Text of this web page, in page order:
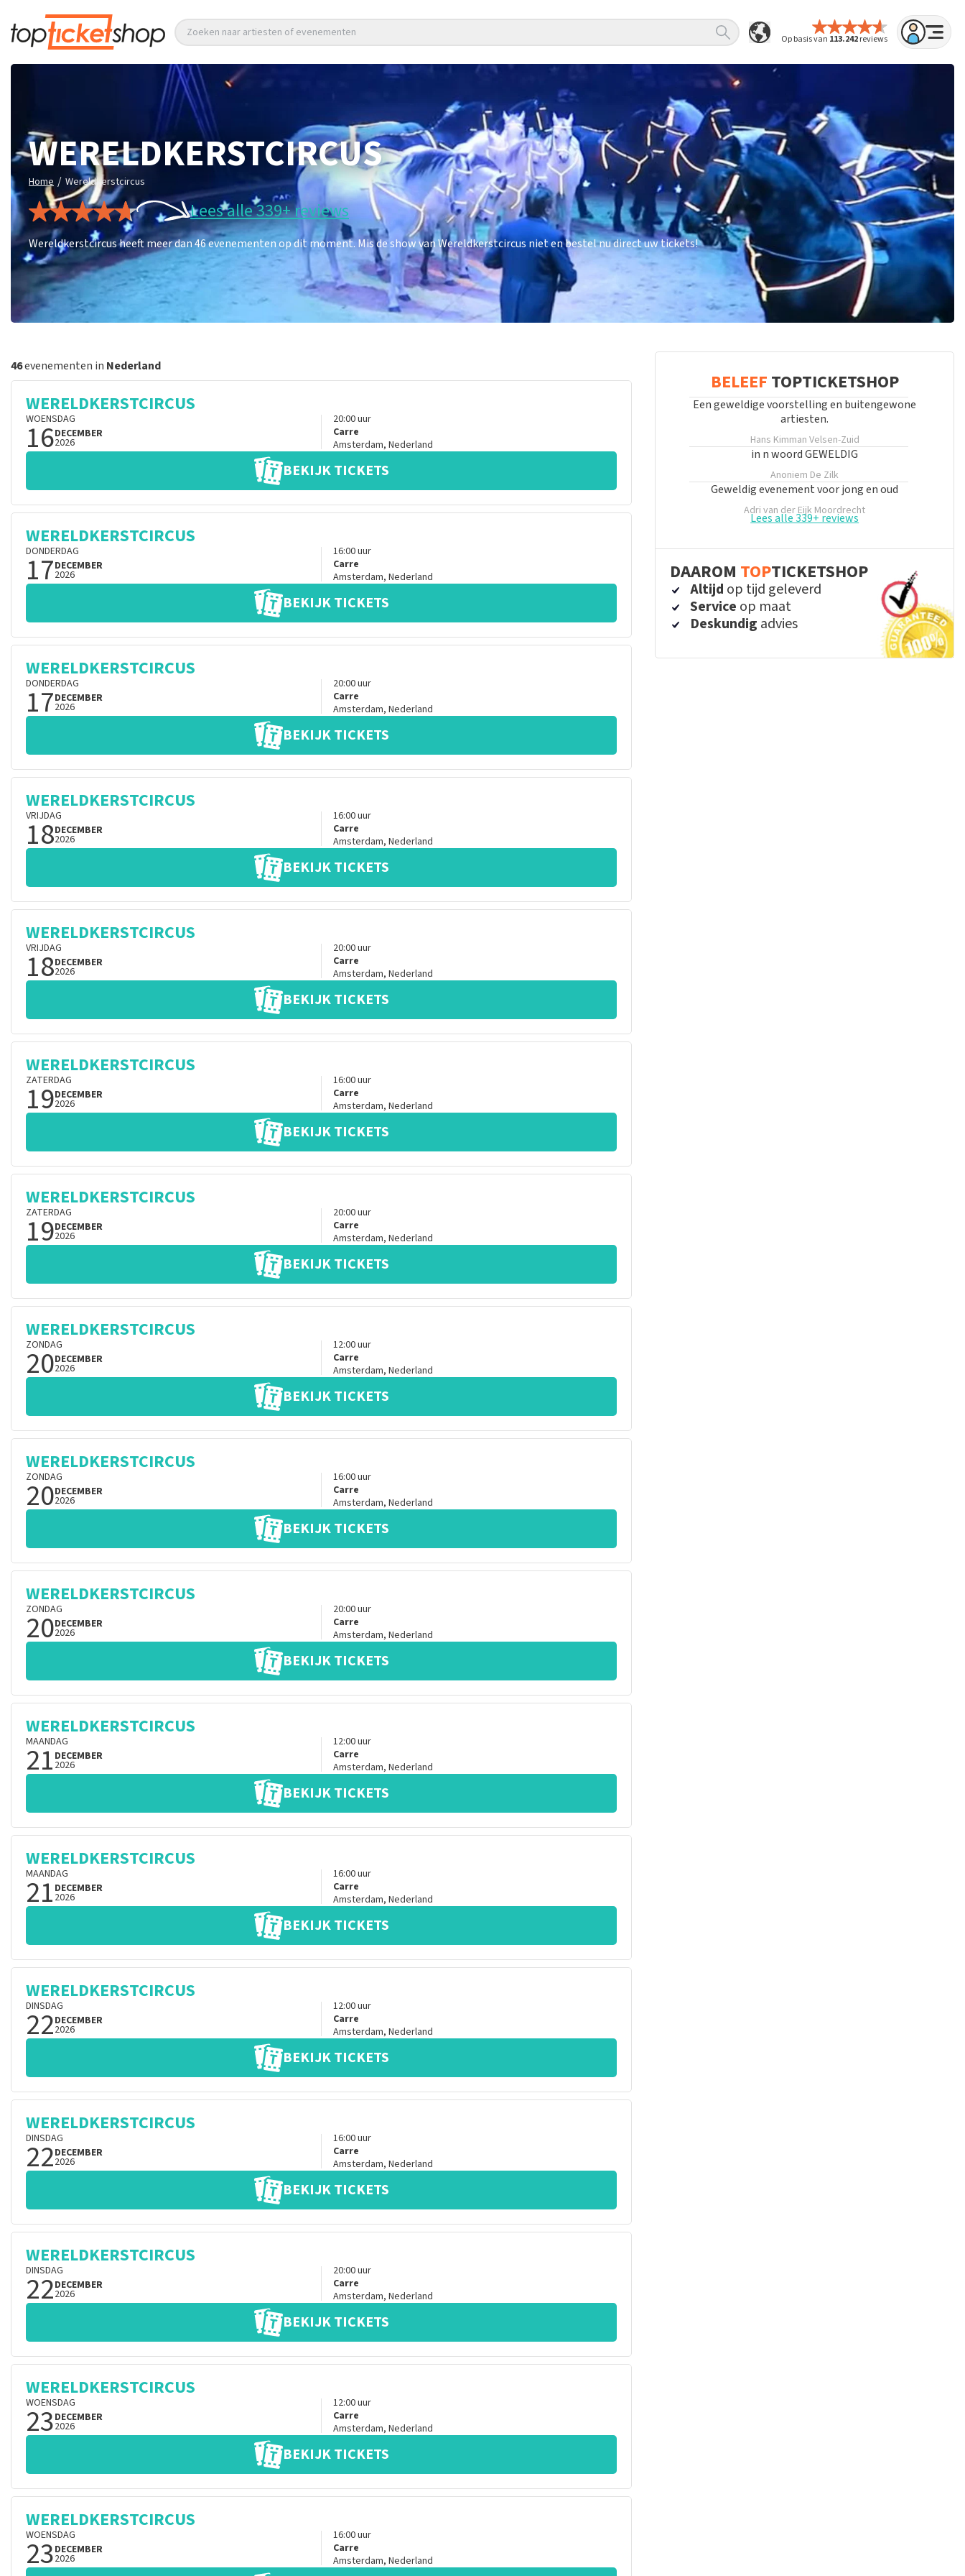
Op basis van 113.242reviews
Zoeken naar artiesten of evenementen
WERELDKERSTCIRCUS
Home / Wereldkerstcircus
Lees alle 339+ reviews
Wereldkerstcircus heeft meer dan 46 evenementen op dit moment. Mis de show van Wereldkerstcircus niet en bestel nu direct uw tickets!
46evenementen in Nederland
WERELDKERSTCIRCUS
WOENSDAG
16DECEMBER
2026
20:00uur
Carre
Amsterdam, Nederland
BEKIJK TICKETS
WERELDKERSTCIRCUS
DONDERDAG
17DECEMBER
2026
16:00uur
Carre
Amsterdam, Nederland
BEKIJK TICKETS
WERELDKERSTCIRCUS
DONDERDAG
17DECEMBER
2026
20:00uur
Carre
Amsterdam, Nederland
BEKIJK TICKETS
WERELDKERSTCIRCUS
VRIJDAG
18DECEMBER
2026
16:00uur
Carre
Amsterdam, Nederland
BEKIJK TICKETS
WERELDKERSTCIRCUS
VRIJDAG
18DECEMBER
2026
20:00uur
Carre
Amsterdam, Nederland
BEKIJK TICKETS
WERELDKERSTCIRCUS
ZATERDAG
19DECEMBER
2026
16:00uur
Carre
Amsterdam, Nederland
BEKIJK TICKETS
WERELDKERSTCIRCUS
ZATERDAG
19DECEMBER
2026
20:00uur
Carre
Amsterdam, Nederland
BEKIJK TICKETS
WERELDKERSTCIRCUS
ZONDAG
20DECEMBER
2026
12:00uur
Carre
Amsterdam, Nederland
BEKIJK TICKETS
WERELDKERSTCIRCUS
ZONDAG
20DECEMBER
2026
16:00uur
Carre
Amsterdam, Nederland
BEKIJK TICKETS
WERELDKERSTCIRCUS
ZONDAG
20DECEMBER
2026
20:00uur
Carre
Amsterdam, Nederland
BEKIJK TICKETS
WERELDKERSTCIRCUS
MAANDAG
21 DECEMBER
2026
12:00uur
Carre
Amsterdam, Nederland
BEKIJK TICKETS
WERELDKERSTCIRCUS
MAANDAG
21 DECEMBER
2026
16:00uur
Carre
Amsterdam, Nederland
BEKIJK TICKETS
WERELDKERSTCIRCUS
DINSDAG
22DECEMBER
2026
12:00uur
Carre
Amsterdam, Nederland
BEKIJK TICKETS
WERELDKERSTCIRCUS
DINSDAG
22DECEMBER
2026
16:00uur
Carre
Amsterdam, Nederland
BEKIJK TICKETS
WERELDKERSTCIRCUS
DINSDAG
22DECEMBER
2026
20:00uur
Carre
Amsterdam, Nederland
BEKIJK TICKETS
WERELDKERSTCIRCUS
WOENSDAG
23DECEMBER
2026
12:00uur
Carre
Amsterdam, Nederland
BEKIJK TICKETS
WERELDKERSTCIRCUS
WOENSDAG
23DECEMBER
2026
16:00uur
Carre
Amsterdam, Nederland
BELEEF TOPTICKETSHOP
Een geweldige voorstelling en buitengewone
artiesten.
Hans Kimman Velsen-Zuid
in n woord GEWELDIG
Anoniem De Zilk
Geweldig evenement voor jong en oud
Adri van der Eijk Moordrecht
Lees alle 339+ reviews
DAAROM TOPTICKETSHOP
Altijd op tijd geleverd
Service op maat
Deskundig advies